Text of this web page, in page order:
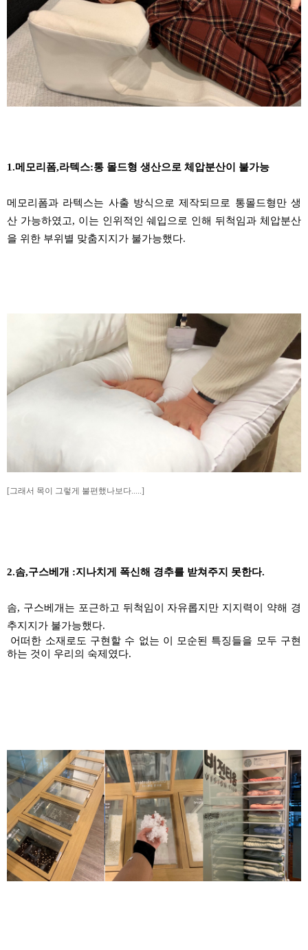
1.메모리폼,라텍스:통 몰드형 생산으로 체압분산이 불가능
메모리폼과 라텍스는 사출 방식으로 제작되므로 통몰드형만생
산 가능하였고, 이는 인위적인쉐입으로 인해 뒤척임과 체압분산
을 위한 부위별 맞춤지지가 불가능했다.
[그래서 목이 그렇게 불편했나보다.....]
2.솜,구스베개 :지나치게 폭신해 경추를 받쳐주지 못한다.
솜, 구스베개는 포근하고 뒤척임이 자유롭지만 지지력이 약해 경
추지지가 불가능했다.
어떠한 소재로도 구현할 수 없는 이 모순된 특징들을 모두 구현
하는 것이 우리의 숙제였다.